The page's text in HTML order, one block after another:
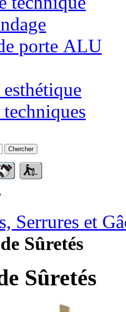
porte ALU
Chercher
Serrures et
Sûretés
Sûretés